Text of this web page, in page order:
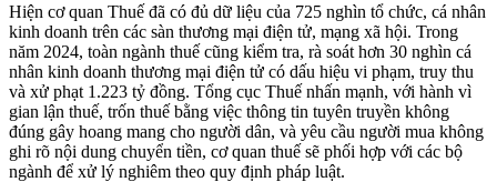
Hiện cơ quan Thuế đã có đủ dữ liệu của 725 nghìn tổ chức, cá nhân
kinh doanh trên các sàn thương mại điện tử, mạng xã hội. Trong
năm 2024, toàn ngành thuế cũng kiểm tra, rà soát hơn 30 nghìn cá
nhân kinh doanh thương mại điện tử có dấu hiệu vi phạm, truy thu
và xử phạt 1.223 tỷ đồng. Tổng cục Thuế nhấn mạnh, với hành vì
gian lận thuế, trốn thuế bằng việc thông tin tuyên truyền không
đúng gây hoang mang cho người dân, và yêu cầu người mua không
ghi rõ nội dung chuyển tiền, cơ quan thuế sẽ phối hợp với các bộ
ngành để xử lý nghiêm theo quy định pháp luật.